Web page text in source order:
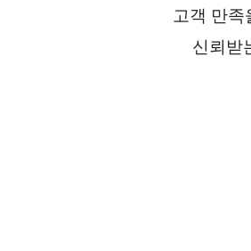
고객 만족
신뢰받